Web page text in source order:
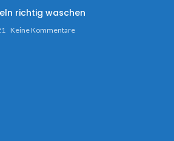
richtig waschen
Keine Kommentare